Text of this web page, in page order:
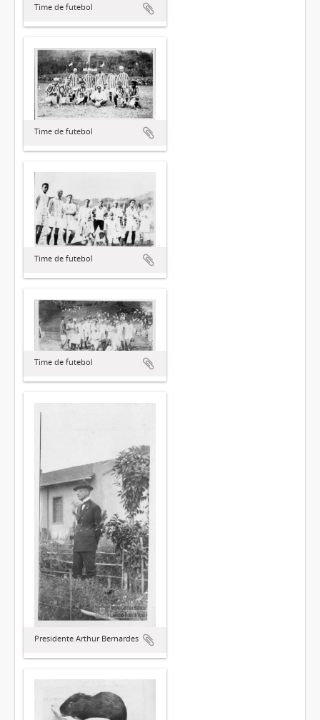
Time de futebol
Time de futebol
Time de futebol
Time de futebol
Presidente Arthur Bernardes